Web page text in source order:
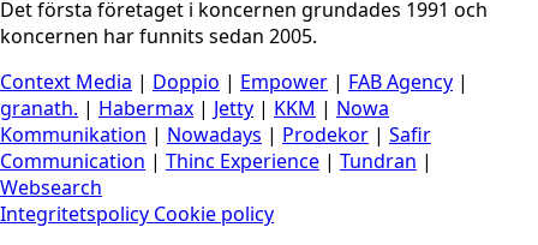
Det första företaget i koncernen grundades 1991 och
koncernen har funnits sedan 2005.
Context Media | Doppio | Empower | FAB Agency |
granath. | Habermax | Jetty | KKM | Nowa
Kommunikation | Nowadays | Prodekor | Safir
Communication | Thinc Experience | Tundran |
Websearch
Integritetspolicy Cookie policy